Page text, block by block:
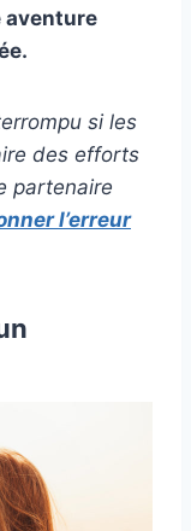
aventure
si les
des efforts
partenaire
l’erreur